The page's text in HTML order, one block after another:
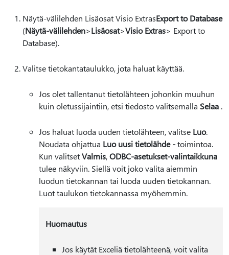
Näytä-välilehden Lisäosat Visio ExtrasExport to Database
(Näytä-välilehden>Lisäosat>Visio Extras> Export to
Database).
Valitse tietokantataulukko, jota haluat käyttää.
Jos olet tallentanut tietolähteen johonkin muuhun
kuin oletussijaintiin, etsi tiedosto valitsemalla Selaa .
Jos haluat luoda uuden tietolähteen, valitse Luo.
Noudata ohjattua Luo uusi tietolähde -toimintoa.
Kun valitsetValmis,ODBC-asetukset-valintaikkuna
tulee näkyviin. Siellä voit joko valita aiemmin
luodun tietokannan tai luoda uuden tietokannan.
Luot taulukon tietokannassa myöhemmin.
Huomautus
Jos käytät Exceliä tietolähteenä, voit valita